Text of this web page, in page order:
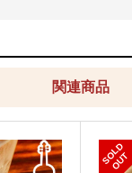
関連商品
S
O
L
D
O
U
T